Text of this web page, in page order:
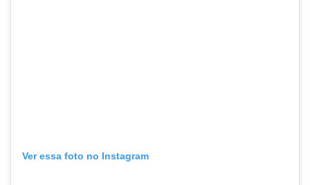
Ver essa foto no Instagram